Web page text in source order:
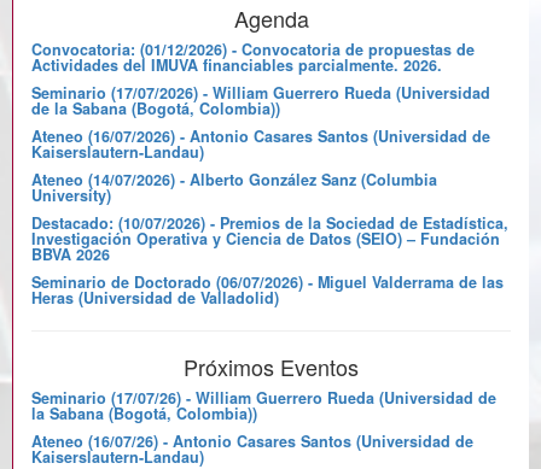
Agenda
Convocatoria: (01/12/2026) - Convocatoria de propuestas de
Actividades del IMUVA financiables parcialmente. 2026.
Seminario (17/07/2026) - William Guerrero Rueda (Universidad
de la Sabana (Bogotá, Colombia))
Ateneo (16/07/2026) - Antonio Casares Santos (Universidad de
Kaiserslautern-Landau)
Ateneo (14/07/2026) - Alberto González Sanz (Columbia
University)
Destacado: (10/07/2026) - Premios de la Sociedad de Estadística,
Investigación Operativa y Ciencia de Datos (SEIO) – Fundación
BBVA 2026
Seminario de Doctorado (06/07/2026) - Miguel Valderrama de las
Heras (Universidad de Valladolid)
Próximos Eventos
Seminario (17/07/26) - William Guerrero Rueda (Universidad de
la Sabana (Bogotá, Colombia))
Ateneo (16/07/26) - Antonio Casares Santos (Universidad de
Kaiserslautern-Landau)